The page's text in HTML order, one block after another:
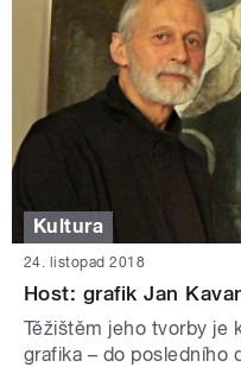
Kultura
24. listopad 2018
Host: grafik Jan
Těžištěm jeho tvorby je
grafika – do posledního